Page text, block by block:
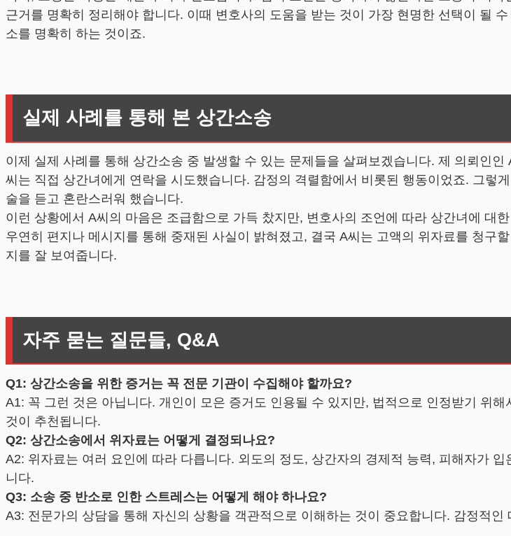
근거를 명확히 정리해야 합니다. 이때 변호사의 도움을 받는 것이 가장 현명한 선택이 될
소를 명확히 하는 것이죠.
실제 사례를 통해 본 상간소송
이제 실제 사례를 통해 상간소송 중 발생할 수 있는 문제들을 살펴보겠습니다. 제 의뢰인
씨는 직접 상간녀에게 연락을 시도했습니다. 감정의 격렬함에서 비롯된 행동이었죠. 그렇
술을 듣고 혼란스러워 했습니다.
이런 상황에서 A씨의 마음은 조급함으로 가득 찼지만, 변호사의 조언에 따라 상간녀에 대
우연히 편지나 메시지를 통해 중재된 사실이 밝혀졌고, 결국 A씨는 고액의 위자료를 청구
지를 잘 보여줍니다.
자주 묻는 질문들, Q&A
Q1: 상간소송을 위한 증거는 꼭 전문 기관이 수집해야 할까요?
A1: 꼭 그런 것은 아닙니다. 개인이 모은 증거도 인용될 수 있지만, 법적으로 인정받기 위
것이 추천됩니다.
Q2: 상간소송에서 위자료는 어떻게 결정되나요?
A2: 위자료는 여러 요인에 따라 다릅니다. 외도의 정도, 상간자의 경제적 능력, 피해자가
니다.
Q3: 소송 중 반소로 인한 스트레스는 어떻게 해야 하나요?
A3: 전문가의 상담을 통해 자신의 상황을 객관적으로 이해하는 것이 중요합니다. 감정적